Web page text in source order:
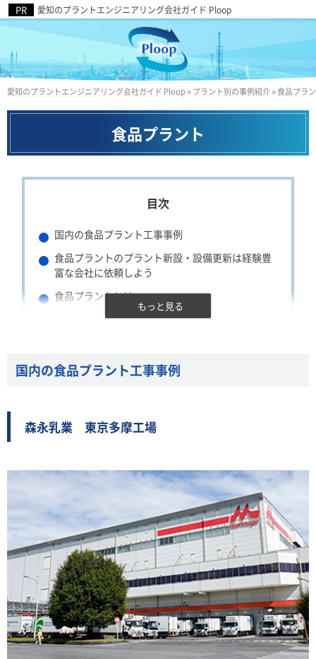
愛知のプラントエンジニアリング会社ガイド Ploop
愛知のプラントエンジニアリング会社ガイド Ploop»プラント別の事例紹介»食品プラ
食品プラント
国内の食品プラント工事事例
食品プラントのプラント新設・設備更新は経験豊
富な会社に依頼しよう
食品プラントとは
国内の食品プラント工事事例
森永乳業 東京多摩工場